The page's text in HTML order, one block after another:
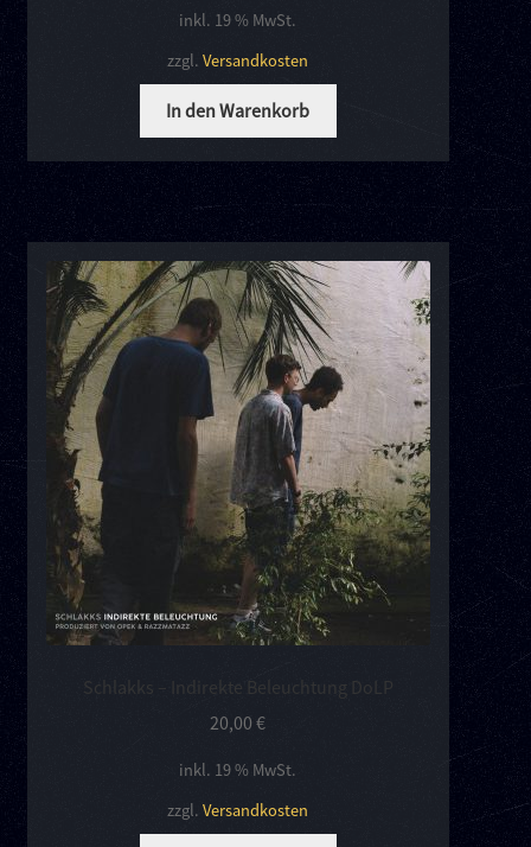
inkl. 19 % MwSt.
zzgl.Versandkosten
In den Warenkorb
Schlakks – Indirekte Beleuchtung DoLP
20,00€
inkl. 19 % MwSt.
zzgl.Versandkosten